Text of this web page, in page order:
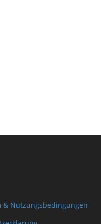
& Nutzungsbedingungen